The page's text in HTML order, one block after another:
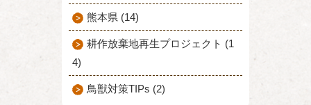
熊本県 (14)
耕作放棄地再生プロジェクト (1
4)
鳥獣対策TIPs (2)